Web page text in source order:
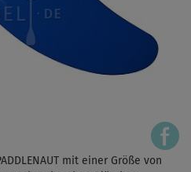
mit einer Größe von